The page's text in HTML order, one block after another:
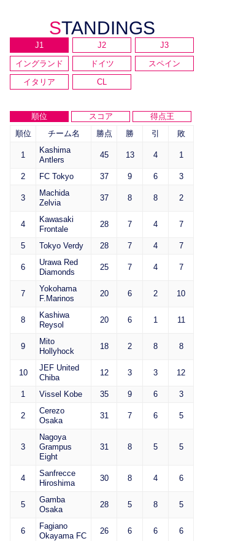
STANDINGS
J1 J2
J3
イングランド
ドイツ
スペイン
イタリア
CL
順位 スコア
得点王
順位
チーム名 勝点 勝 引 敗
1
Kashima
Antlers
45 13 4 1
2 FC Tokyo 37 9 6 3
3
Machida
Zelvia
37 8 8 2
4
Kawasaki
Frontale
28 7 4 7
5 Tokyo Verdy 28 7 4 7
6
Urawa Red
Diamonds
25 7 4 7
7
Yokohama
F.Marinos
20 6 2 10
8
Kashiwa
Reysol
20 6 1 11
9
Mito
Hollyhock
18 2 8 8
10
JEF United
Chiba
12 3 3 12
1 Vissel Kobe 35 9 6 3
2
Cerezo
Osaka
31 7 6 5
3
Nagoya
Grampus
Eight
31 8 5 5
4
Sanfrecce
Hiroshima
30 8 4 6
5
Gamba
Osaka
28 5 8 5
6
Fagiano
Okayama FC
26 6 6 6